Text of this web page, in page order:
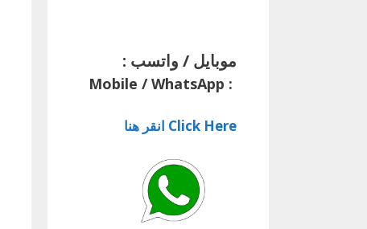
موبايل / واتسب :
:
Mobile / WhatsApp
Click Here انقر هنا